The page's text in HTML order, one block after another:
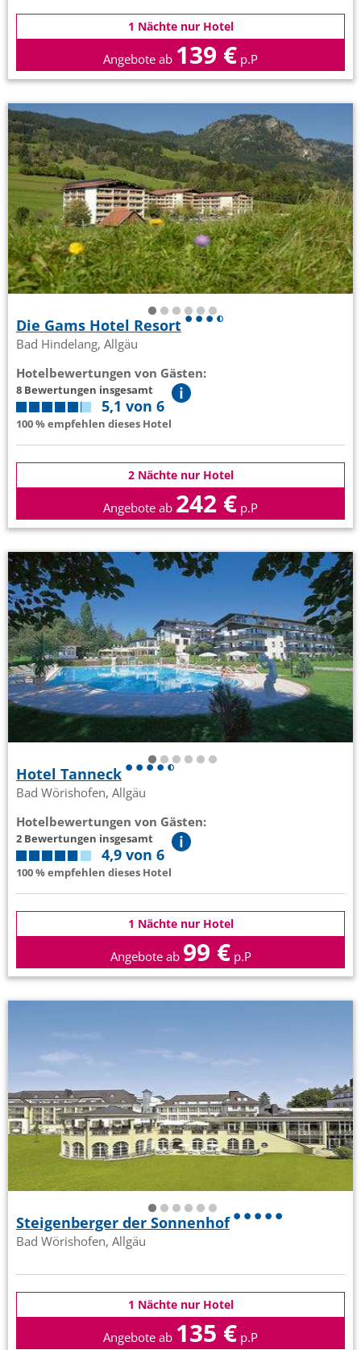
1 Nächte nur Hotel
Angebote ab 139 € p.P
Die Gams Hotel Resort
Bad Hindelang, Allgäu
Hotelbewertungen von Gästen:
8 Bewertungen insgesamt
5,1 von 6
100 % empfehlen dieses Hotel
2 Nächte nur Hotel
Angebote ab 242 € p.P
Hotel Tanneck
Bad Wörishofen, Allgäu
Hotelbewertungen von Gästen:
2 Bewertungen insgesamt
4,9 von 6
100 % empfehlen dieses Hotel
1 Nächte nur Hotel
Angebote ab 99 € p.P
Steigenberger der Sonnenhof
Bad Wörishofen, Allgäu
1 Nächte nur Hotel
Angebote ab 135 € p.P